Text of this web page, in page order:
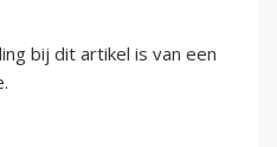
bij dit artikel is van een